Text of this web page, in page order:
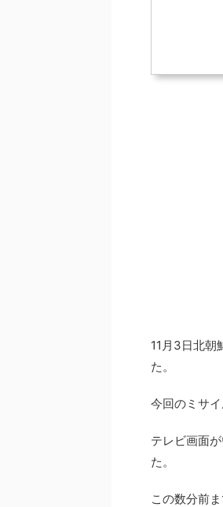
11月3日北朝
た。
今回のミサ
テレビ画面
た。
この数分前